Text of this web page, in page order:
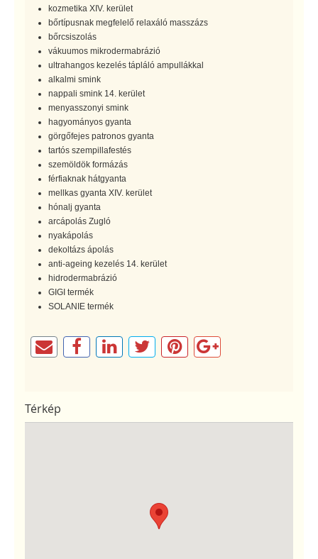
kozmetika XIV. kerület
bőrtípusnak megfelelő relaxáló masszázs
bőrcsiszolás
vákuumos mikrodermabrázió
ultrahangos kezelés tápláló ampullákkal
alkalmi smink
nappali smink 14. kerület
menyasszonyi smink
hagyományos gyanta
görgőfejes patronos gyanta
tartós szempillafestés
szemöldök formázás
férfiaknak hátgyanta
mellkas gyanta XIV. kerület
hónalj gyanta
arcápolás Zugló
nyakápolás
dekoltázs ápolás
anti-ageing kezelés 14. kerület
hidrodermabrázió
GIGI termék
SOLANIE termék
Térkép